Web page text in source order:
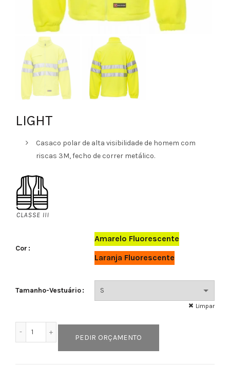
LIGHT
Casaco polar de alta visibilidade de homem com
riscas 3M, fecho de correr metálico.
Cor
Amarelo Fluorescente
Laranja Fluorescente
Tamanho-Vestuário
Limpar
Quantidade de LIGHT
PEDIR ORÇAMENTO